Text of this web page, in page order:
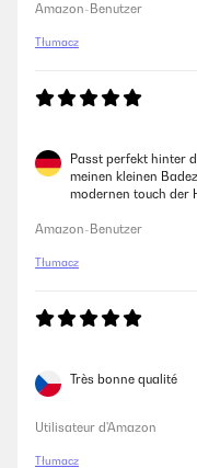
Amazon-Benutzer
Tłumacz
Passt perfekt hinter
meinen kleinen
modernen touch der
Amazon-Benutzer
Tłumacz
Très bonne qualité
Utilisateur d'Amazon
Tłumacz